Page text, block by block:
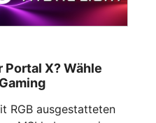
X? Wähle
RGB ausgestatteten